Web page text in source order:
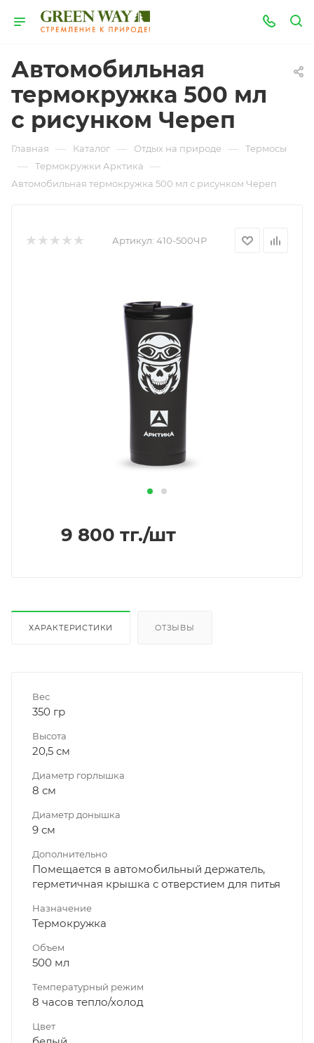
Автомобильная
термокружка 500 мл
с рисунком Череп
Главная — Каталог — Отдых на природе — Термосы
— Термокружки Арктика —
Автомобильная термокружка 500 мл с рисунком Череп
Артикул: 410-500ЧР
9 800 тг./шт
ХАРАКТЕРИСТИКИ ОТЗЫВЫ
Вес
350 гр
Высота
20,5 см
Диаметр горлышка
8 см
Диаметр донышка
9 см
Дополнительно
Помещается в автомобильный держатель,
герметичная крышка с отверстием для питья
Назначение
Термокружка
Объем
500 мл
Температурный режим
8 часов тепло/холод
Цвет